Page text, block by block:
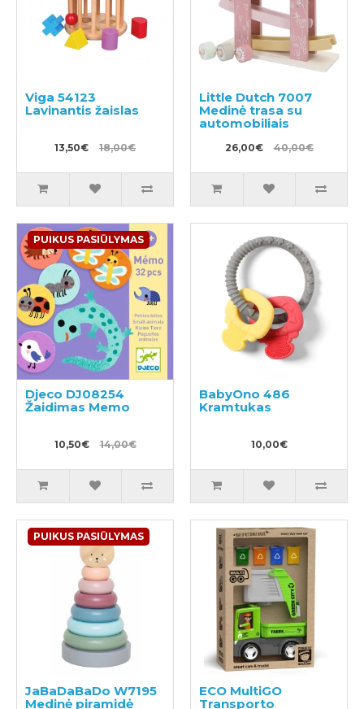
Viga 54123
Lavinantis žaislas
13,50€ 18,00€
Little Dutch 7007
Medinė trasa su
automobiliais
26,00€ 40,00€
PUIKUS PASIŪLYMAS
Djeco DJ08254
Žaidimas Memo
10,50€ 14,00€
BabyOno 486
Kramtukas
10,00€
PUIKUS PASIŪLYMAS
JaBaDaBaDo W7195
Medinė piramidė
ECO MultiGO
Transporto